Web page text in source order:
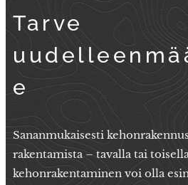
Tarve
e
Sananmukaisesti
rakentamista – tavalla tai
kehonrakentaminen voi olla